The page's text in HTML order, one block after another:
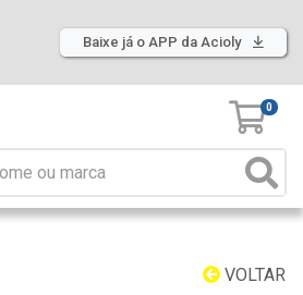
Baixe já o APP da Acioly
0
VOLTAR